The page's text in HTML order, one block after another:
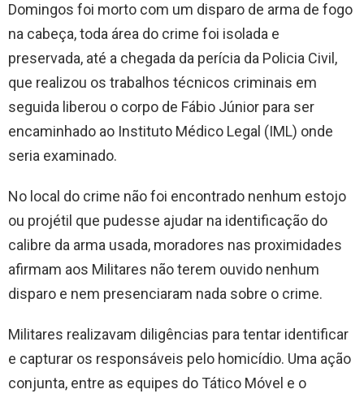
Domingos foi morto com um disparo de arma de fogo
na cabeça, toda área do crime foi isolada e
preservada, até a chegada da perícia da Policia Civil,
que realizou os trabalhos técnicos criminais em
seguida liberou o corpo de Fábio Júnior para ser
encaminhado ao Instituto Médico Legal (IML) onde
seria examinado.
No local do crime não foi encontrado nenhum estojo
ou projétil que pudesse ajudar na identificação do
calibre da arma usada, moradores nas proximidades
afirmam aos Militares não terem ouvido nenhum
disparo e nem presenciaram nada sobre o crime.
Militares realizavam diligências para tentar identificar
e capturar os responsáveis pelo homicídio. Uma ação
conjunta, entre as equipes do Tático Móvel e o